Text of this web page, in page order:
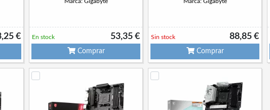
€ 53,35 €
En stock
Comprar
88,85 €
Sin stock
Comprar